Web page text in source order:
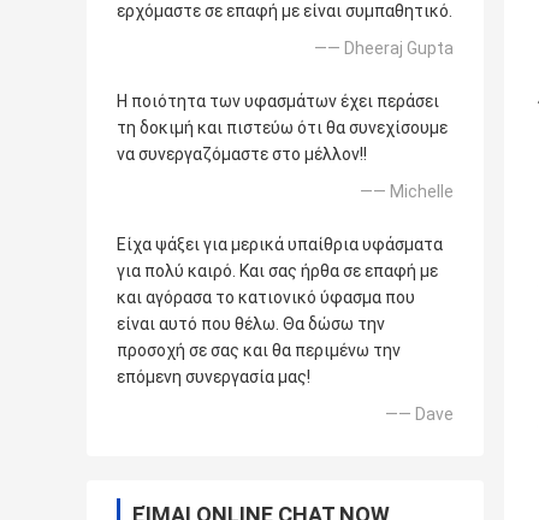
ερχόμαστε σε επαφή με είναι συμπαθητικό.
—— Dheeraj Gupta
Η ποιότητα των υφασμάτων έχει περάσει
τη δοκιμή και πιστεύω ότι θα συνεχίσουμε
να συνεργαζόμαστε στο μέλλον!!
—— Michelle
Είχα ψάξει για μερικά υπαίθρια υφάσματα
για πολύ καιρό. Και σας ήρθα σε επαφή με
και αγόρασα το κατιονικό ύφασμα που
είναι αυτό που θέλω. Θα δώσω την
προσοχή σε σας και θα περιμένω την
επόμενη συνεργασία μας!
—— Dave
ΕΊΜΑΙ ONLINE CHAT NOW